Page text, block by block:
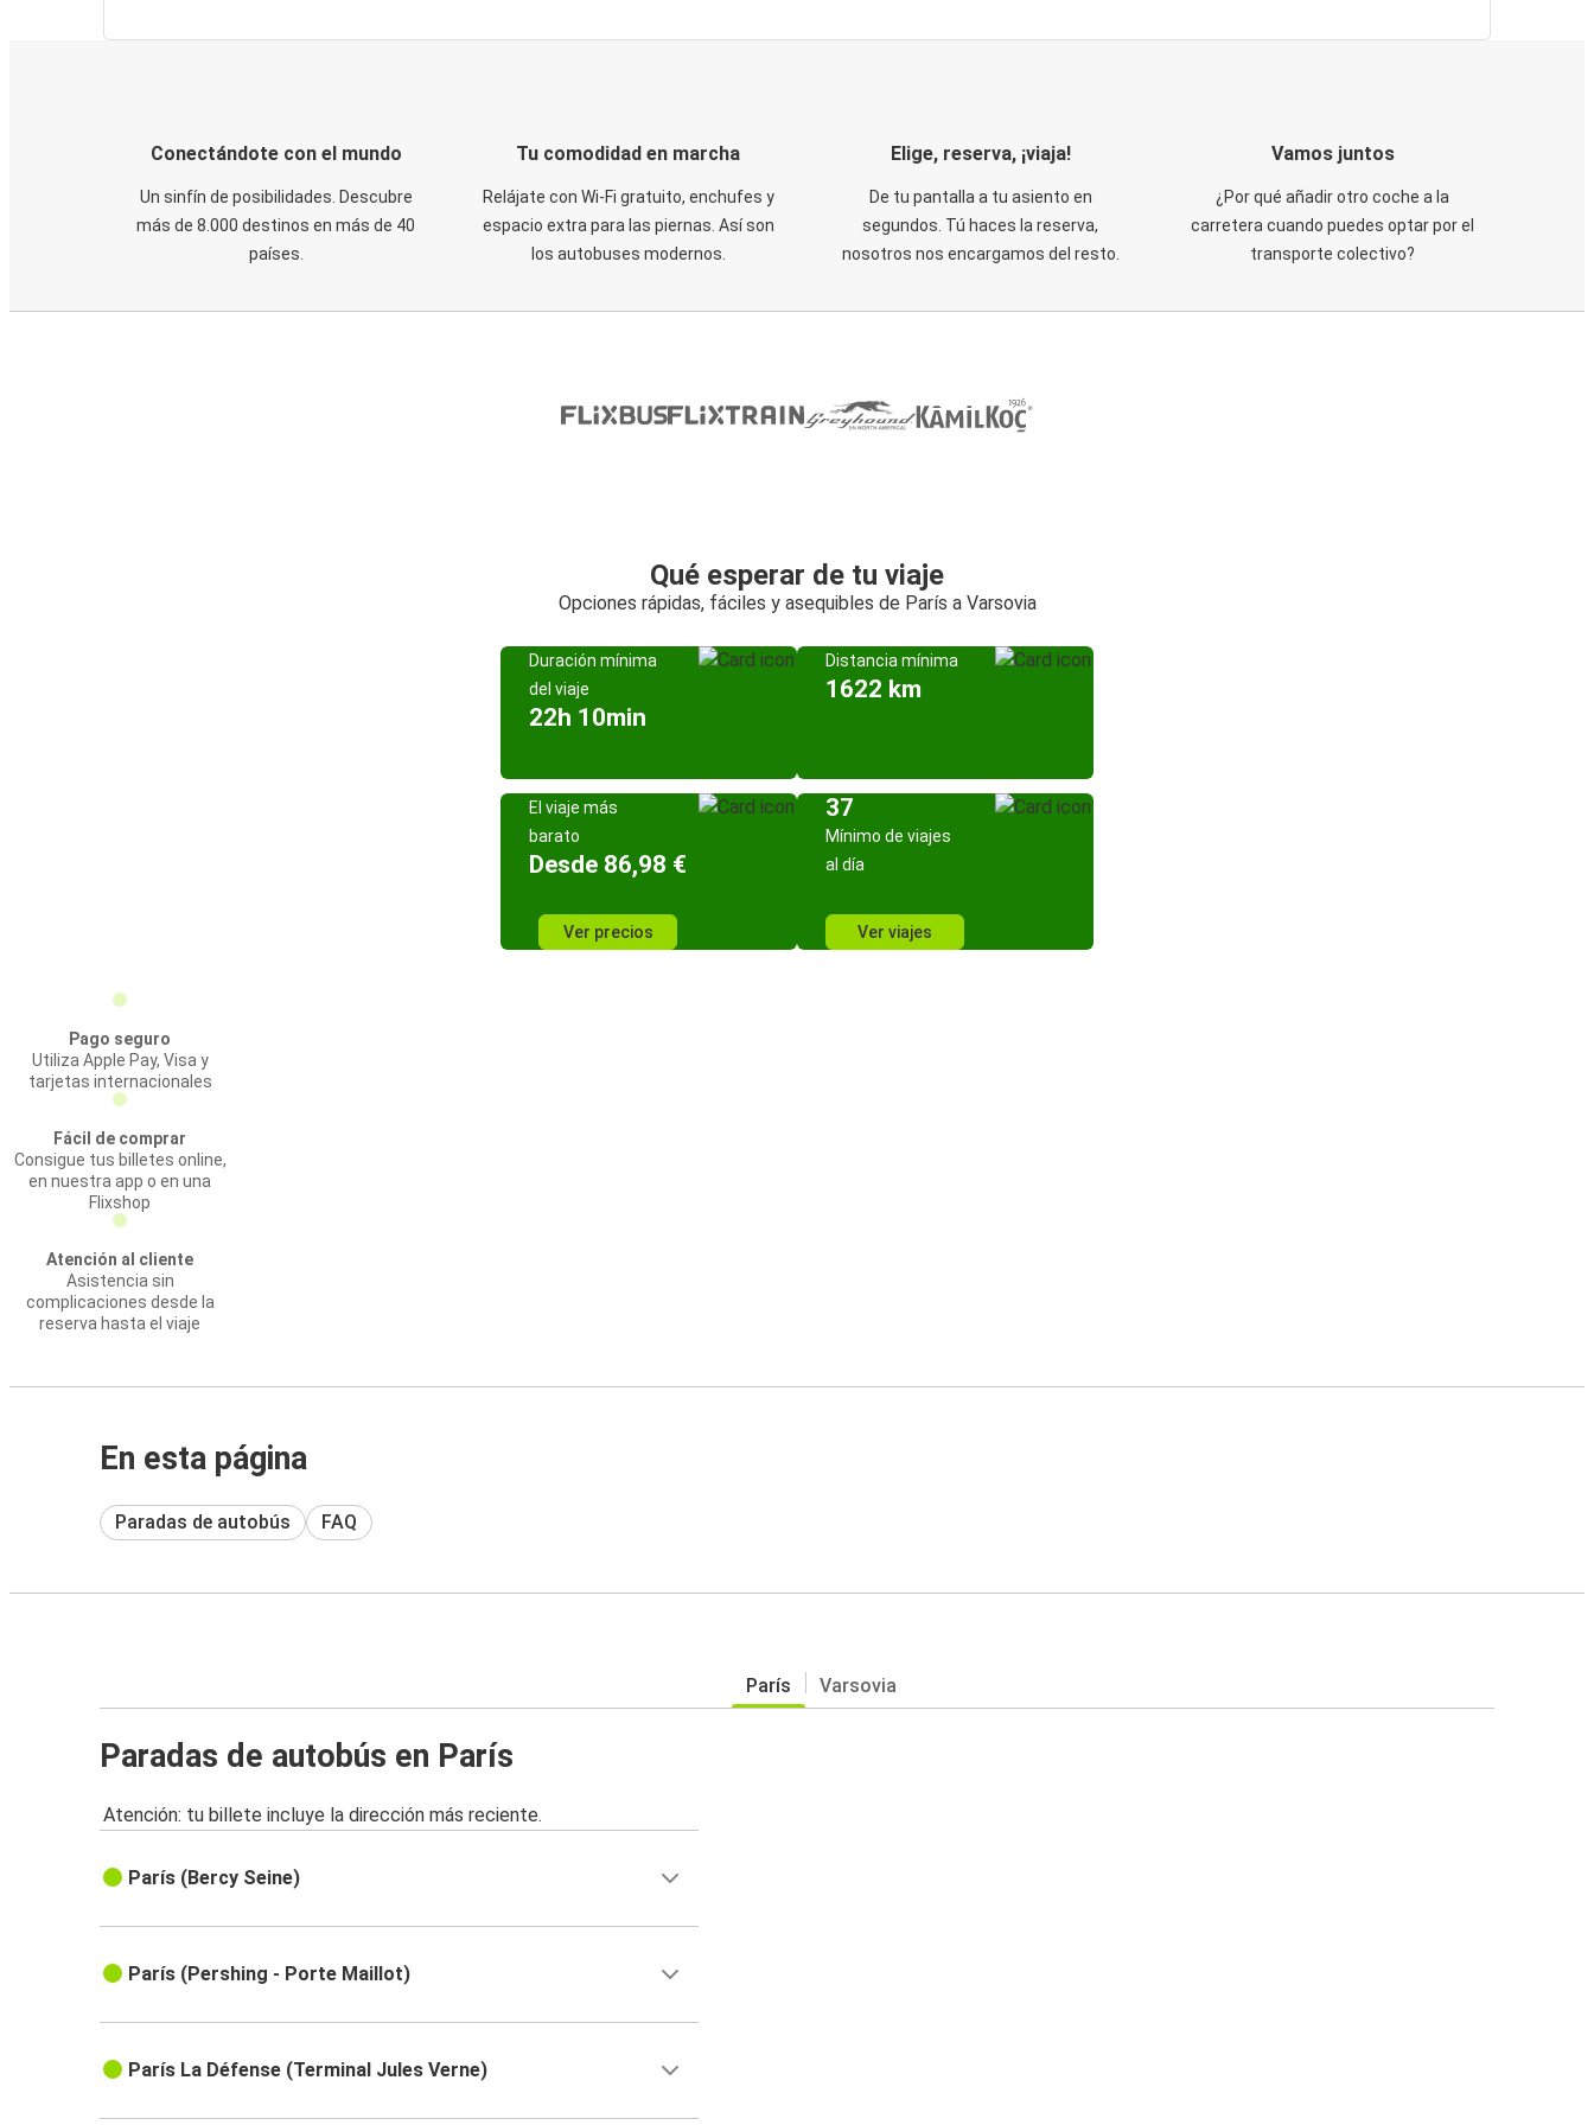
Conectándote con el mundo
Un sinfín de posibilidades. Descubre
más de 8.000 destinos en más de 40
países.
Tu comodidad en marcha
Relájate con Wi-Fi gratuito, enchufes y
espacio extra para las piernas. Así son
los autobuses modernos.
Elige, reserva, ¡viaja!
De tu pantalla a tu asiento en
segundos. Tú haces la reserva,
nosotros nos encargamos del resto.
Vamos juntos
¿Por qué añadir otro coche a la
carretera cuando puedes optar por el
transporte colectivo?
Qué esperar de tu viaje
Opciones rápidas, fáciles y asequibles de París a Varsovia
Duración mínima
del viaje
22h 10min
Distancia mínima
1622 km
El viaje más
barato
Desde 86,98 €
Ver precios
37
Mínimo de viajes
al día
Ver viajes
Pago seguro
Utiliza Apple Pay, Visa y
tarjetas internacionales
Fácil de comprar
Consigue tus billetes online,
en nuestra app o en una
Flixshop
Atención al cliente
Asistencia sin
complicaciones desde la
reserva hasta el viaje
En esta página
Paradas de autobús FAQ
París Varsovia
Paradas de autobús en París
Atención: tu billete incluye la dirección más reciente.
París (Bercy Seine)
París (Pershing - Porte Maillot)
París La Défense (Terminal Jules Verne)